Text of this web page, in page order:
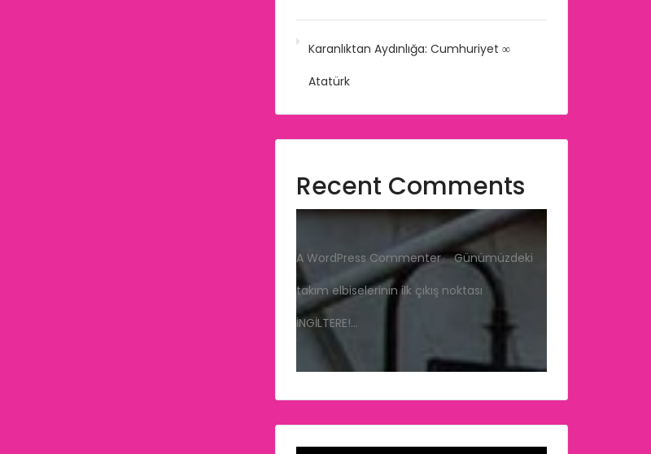
Karanlıktan Aydınlığa: Cumhuriyet ∞
Atatürk
Recent Comments
A WordPress Commenter-Günümüzdeki
takım elbiselerinin ilk çıkış noktası
İNGİLTERE!…